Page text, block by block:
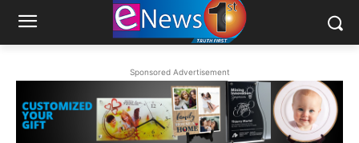
Sponsored Advertisement